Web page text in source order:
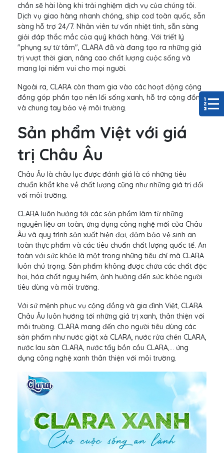
chắn sẽ hài lòng khi trải nghiệm dịch vụ của chúng tôi.
Dịch vụ giao hàng nhanh chóng, ship cod toàn quốc, sẵn
sàng hỗ trợ 24/7. Nhân viên tư vấn nhiệt tình, sẵn sàng
giải đáp thắc mắc của quý khách hàng. Với triết lý
"phụng sự từ tâm", CLARA đã và đang tạo ra những giá
trị vượt thời gian, nâng cao chất lượng cuộc sống và
mang lại niềm vui cho mọi người.
Ngoài ra, CLARA còn tham gia vào các hoạt động cộng
đồng góp phần tạo nên lối sống xanh, hỗ trợ cộng đồng
và chung tay bảo vệ môi trường.
Sản phẩm Việt với giá
trị Châu Âu
Châu Âu là châu lục được đánh giá là có những tiêu
chuẩn khắt khe về chất lượng cũng như những giá trị đối
với môi trường.
CLARA luôn hướng tới các sản phẩm làm từ những
nguyên liệu an toàn, ứng dụng công nghệ mới của Châu
Âu và quy trình sản xuất hiện đại, đảm bảo vệ sinh an
toàn thực phẩm và các tiêu chuẩn chất lượng quốc tế. An
toàn với sức khỏe là một trong những tiêu chí mà CLARA
luôn chú trọng. Sản phẩm không được chứa các chất độc
hại, hóa chất nguy hiểm, ảnh hưởng đến sức khỏe người
tiêu dùng và môi trường.
Với sứ mệnh phục vụ cộng đồng và gia đình Việt, CLARA
Châu Âu luôn hướng tới những giá trị xanh, thân thiện với
môi trường. CLARA mang đến cho người tiêu dùng các
sản phẩm như nước giặt xả CLARA, nước rửa chén CLARA,
nước lau sàn CLARA, nước tẩy bồn cầu CLARA,... ứng
dụng công nghệ xanh thân thiện với môi trường.